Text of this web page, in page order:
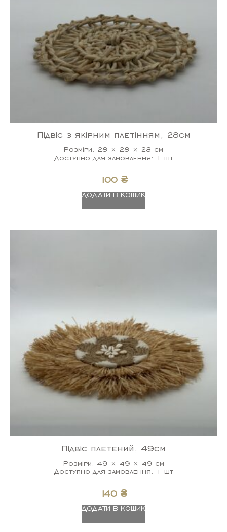
Підвіс з якірним плетінням, 28см
Розміри: 28 × 28 × 28 см
Доступно для замовлення: 1 шт
100 ₴
ДОДАТИ В КОШИК
Підвіс плетений, 49см
Розміри: 49 × 49 × 49 см
Доступно для замовлення: 1 шт
140 ₴
ДОДАТИ В КОШИК